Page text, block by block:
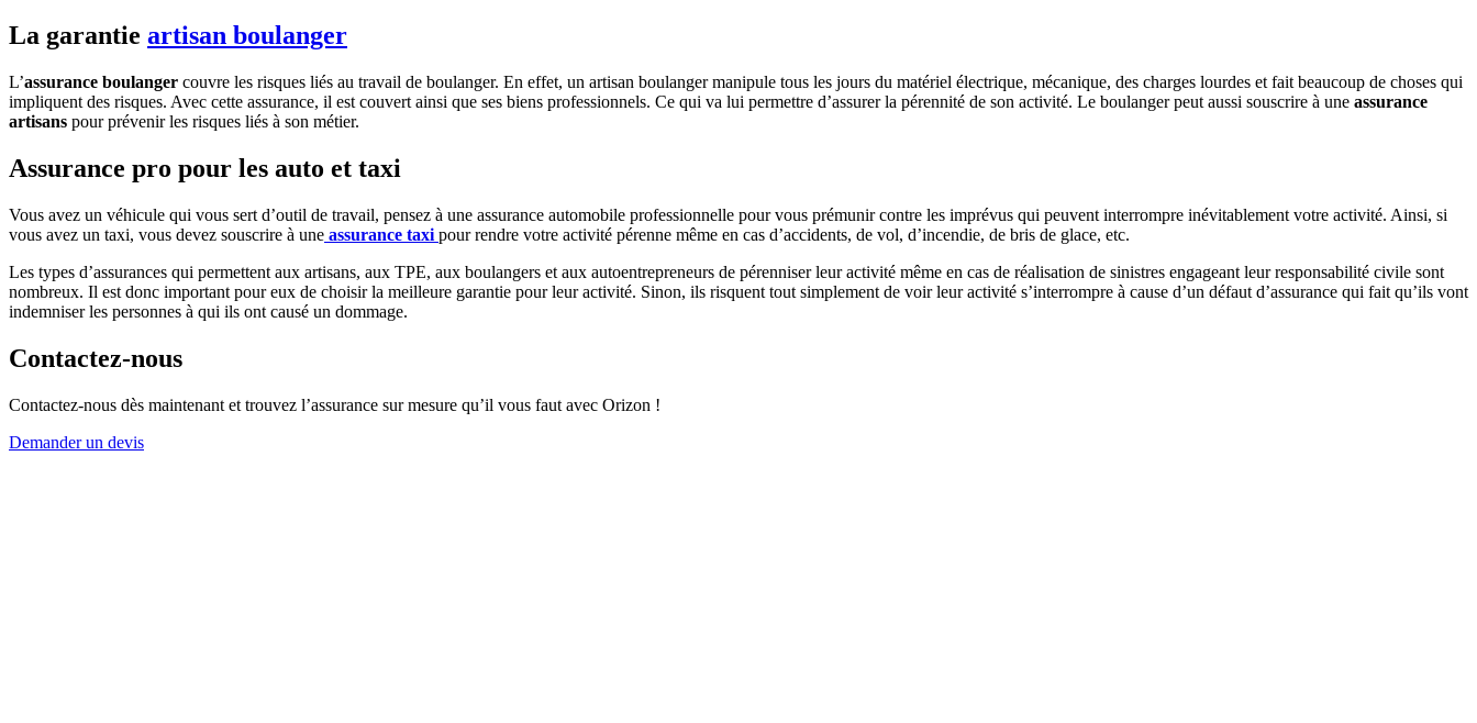
La garantie artisan boulanger
L’assurance boulanger couvre les risques liés au travail de boulanger. En effet, un artisan boulanger manipule tous les jours du matériel électrique, mécanique, des charges lourdes et fait beaucoup de choses qui
impliquent des risques. Avec cette assurance, il est couvert ainsi que ses biens professionnels. Ce qui va lui permettre d’assurer la pérennité de son activité. Le boulanger peut aussi souscrire à une assurance
artisans pour prévenir les risques liés à son métier.
Assurance pro pour les auto et taxi
Vous avez un véhicule qui vous sert d’outil de travail, pensez à une assurance automobile professionnelle pour vous prémunir contre les imprévus qui peuvent interrompre inévitablement votre activité. Ainsi, si
vous avez un taxi, vous devez souscrire à une assurance taxi pour rendre votre activité pérenne même en cas d’accidents, de vol, d’incendie, de bris de glace, etc.
Les types d’assurances qui permettent aux artisans, aux TPE, aux boulangers et aux autoentrepreneurs de pérenniser leur activité même en cas de réalisation de sinistres engageant leur responsabilité civile sont
nombreux. Il est donc important pour eux de choisir la meilleure garantie pour leur activité. Sinon, ils risquent tout simplement de voir leur activité s’interrompre à cause d’un défaut d’assurance qui fait qu’ils vont
indemniser les personnes à qui ils ont causé un dommage.
Contactez-nous
Contactez-nous dès maintenant et trouvez l’assurance sur mesure qu’il vous faut avec Orizon !
Demander un devis